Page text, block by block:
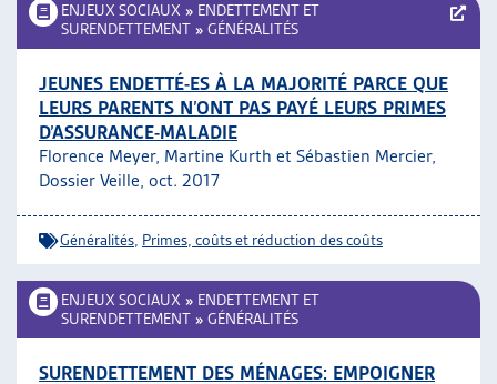
ENJEUX SOCIAUX » ENDETTEMENT ET
SURENDETTEMENT » GÉNÉRALITÉS
JEUNES ENDETTÉ-ES À LA MAJORITÉ PARCE QUE
LEURS PARENTS N’ONT PAS PAYÉ LEURS PRIMES
D’ASSURANCE-MALADIE
Florence Meyer, Martine Kurth et Sébastien Mercier,
Dossier Veille, oct. 2017
Généralités Primes, coûts et réduction des coûts
ENJEUX SOCIAUX » ENDETTEMENT ET
SURENDETTEMENT » GÉNÉRALITÉS
SURENDETTEMENT DES MÉNAGES: EMPOIGNER